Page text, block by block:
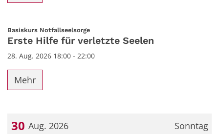
Basiskurs Notfallseelsorge:
Erste Hilfe für verletzte Seelen
28. Aug. 2026 18:00 - 22:00
Mehr
Sonntag
30 Aug. 2026